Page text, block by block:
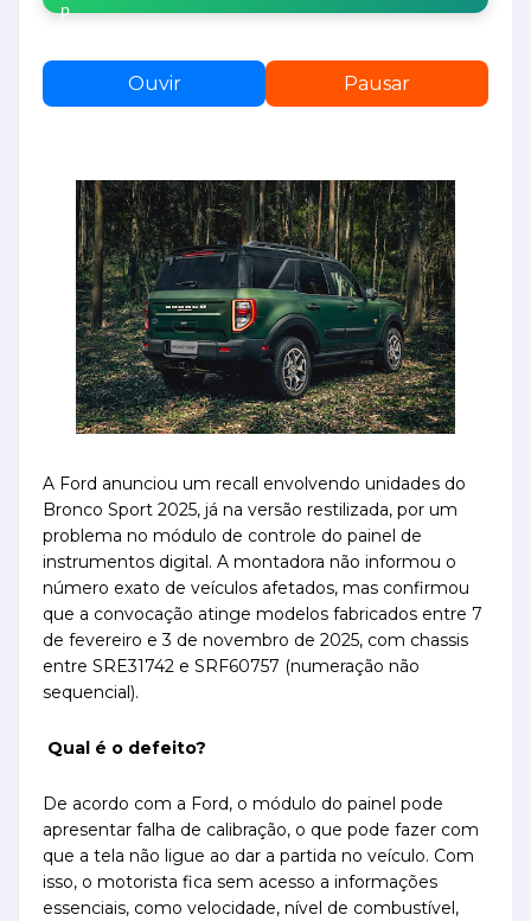
Ouvir Pausar
A Ford anunciou um recall envolvendo unidades do
Bronco Sport 2025, já na versão restilizada, por um
problema no módulo de controle do painel de
instrumentos digital. A montadora não informou o
número exato de veículos afetados, mas confirmou
que a convocação atinge modelos fabricados entre 7
de fevereiro e 3 de novembro de 2025, com chassis
entre SRE31742 e SRF60757 (numeração não
sequencial).
Qual é o defeito?
De acordo com a Ford, o módulo do painel pode
apresentar falha de calibração, o que pode fazer com
que a tela não ligue ao dar a partida no veículo. Com
isso, o motorista fica sem acesso a informações
essenciais, como velocidade, nível de combustível,